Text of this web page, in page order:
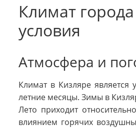
Климат
условия
Атмосфера и
Климат в Кизляре
летние месяцы. Зимы в
Лето приходит
влиянием горячих